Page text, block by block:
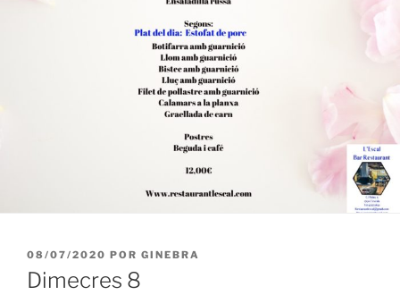
PUBLICADO
EL
08/07/2020 POR GINEBRA
Dimecres 8